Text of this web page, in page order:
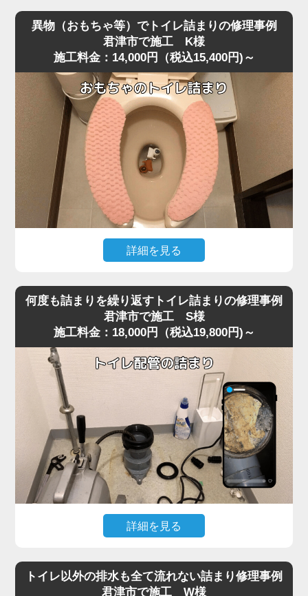
位置で塞いでいました。
固まりを丁寧に除去し、排水管内部も確認したうえで通水
テストを実施すると、問題なく排水が流れる状態に戻りま
した。
作業後、お客様には「流せると書かれている猫砂でも、実
際には詰まりやすい」「トイレに流さずゴミとして処理す
る方が安全」といった再発防止のポイントをお伝えしまし
猫砂の詰まりは便器内部の奥で固まるケースが多く、便器
脱着が必要になる重度詰まりとして非常に多いトラブルで
流したところ水位がみるみる上昇し、まったく流れなくな
ったというご相談がありました。
現場に伺って状況を確認すると、便器の奥で胃内容物と食
べカスが固まり、節水型トイレ特有の弱い排水圧では奥へ
流れきらず、S字奥で完全に滞留している状態でした。
こうした嘔吐物の詰まりは表面では見えず、内部の奥深く
で団子状になって固まるため、ラバーカップではほとんど
動かないことが多いです。
今回のケースは君津市の住宅で、排水管の角度が少し急だ
ったことも影響して詰まりが強固になっていました。
改善には業務用の高圧ポンプを使用し、便器内部の閉塞部
分に向けて圧力を段階的に加えて作業を実施しました。
急激な圧力は逆流を招くため負荷を確認しながら慎重に加
圧すると、数回の作業で固まった嘔吐物が崩れ、排水路の
奥へとスムーズに押し流されて通水が回復しました。
り使用できる状態へ無事復旧。
作業後は、嘔吐物は固まりやすいため一度に流さず、紙や
水で分けながら処理する方法をご案内。
異物（おもちゃ等）でトイレ詰まりの修理事例
君津市で施工 K様
施工料金：14,000円（税込15,400円)～
詳細を見る
を便器に落としてしまい、そのまま気付かず流してしまっ
たことで水位が上がり続け、全く流れなくなったというご
相談がありました。
現場に到着して状況を確認すると、表面上は見えないもの
の、便器内部のカーブした部分で異物がしっかりと引っ掛
かっており、水だけがわずかに抜けていく典型的な異物詰
まりの状態。
こうしたケースは君津市の住宅でもよく見られ、特に節水
型トイレは排水路が細いため、おもちゃ・キャップ・固形
物などが奥で詰まると家庭用の道具では動かせません。
今回は便器内部で異物が強く噛み込み、手前からの作業で
は取り出しが不可能だったため、便器を一度取り外す脱着
作業で対処しました。
便器を慎重に外し、裏側の排水経路を確認すると、小さな
プラスチックのおもちゃが排水管の入口で完全に引っかか
異物を取り除き、排水路の汚れや残留物も清掃したうえで
再度便器を設置し、通水テストを行うと問題なくスムーズ
何度も詰まりを繰り返すトイレ詰まりの修理事例
君津市で施工 S様
施工料金：18,000円（税込19,800円)～
詳細を見る
すというご相談がありました。
現場で便器の状態を確認すると、一時的には流れてもすぐ
トイレ以外の排水も全て流れない詰まり修理事例
君津市で施工 W様